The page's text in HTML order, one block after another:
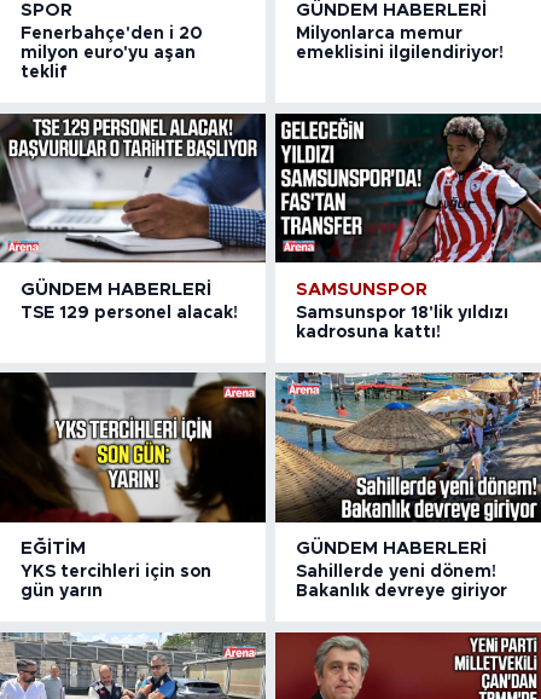
SPOR
Fenerbahçe'den i 20
milyon euro'yu aşan
teklif
GÜNDEM HABERLERI
Milyonlarca memur
emeklisini ilgilendiriyor!
GÜNDEM HABERLERI
TSE 129 personel alacak!
SAMSUNSPOR
Samsunspor 18'lik yıldızı
kadrosuna kattı!
EĞITIM
YKS tercihleri için son
gün yarın
GÜNDEM HABERLERI
Sahillerde yeni dönem!
Bakanlık devreye giriyor